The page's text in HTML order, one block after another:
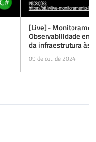
[Live] -
Observabilidade em
da infraestrutura às
edição
09 de out. de 2024